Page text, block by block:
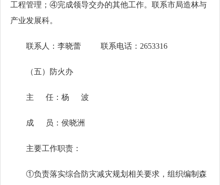
工程管理；④完成领导交办的其他工作。联系市局造林与
产业发展科。
联系人：李晓蕾 联系电话：2653316
（五）防火办
主 任：杨 波
成 员：侯晓洲
主要工作职责：
①负责落实综合防灾减灾规划相关要求，组织编制森